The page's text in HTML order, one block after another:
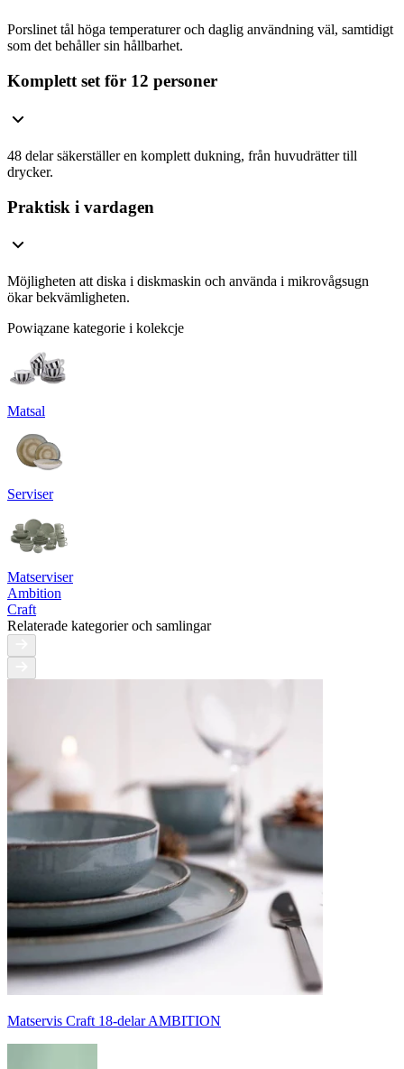
Porslinet tål höga temperaturer och daglig användning väl, samtidigt
som det behåller sin hållbarhet.
Komplett set för 12 personer
48 delar säkerställer en komplett dukning, från huvudrätter till
drycker.
Praktisk i vardagen
Möjligheten att diska i diskmaskin och använda i mikrovågsugn
ökar bekvämligheten.
Powiązane kategorie i kolekcje
Matsal
Serviser
Matserviser
Ambition
Craft
Relaterade kategorier och samlingar
Matservis Craft 18-delar AMBITION